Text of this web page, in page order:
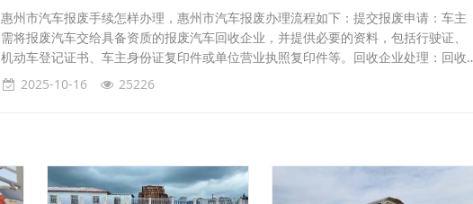
惠州市汽车报废手续怎样办理，惠州市汽车报废办理流程如下：‌提交报废申请‌：车主
需将报废汽车交给具备资质的报废汽车回收企业，并提供必要的资料，包括行驶证、
机动车登记证书、车主身份证复印件或单位营业执照复印件等。‌‌回收企业处理‌：回收
企业会对车辆进行查验，确认车辆钢印号无修改且状况正常后，开具《报废汽车回收
证明》，并将相关材料提交给车辆管理所办理注销登记。‌注销登记‌：车辆管理所收到
2025-10-16 25226